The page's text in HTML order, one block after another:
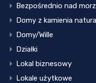
Bezpośrednio nad
Domy z kamienia
Domy/Wille
Działki
Lokal biznesowy
Lokale użytkowe